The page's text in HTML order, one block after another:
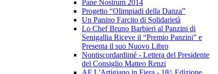
Pane Nostrum 2014
Progetto “Olimpiadi della Danza”
Un Panino Farcito di Solidarietà
Lo Chef Bruno Barbieri al Panzini di
Senigallia Riceve il “Premio Panzini” e
Presenta il suo Nuovo Libro
Nontiscordardimé - Lettera del Presidente
del Consiglio Matteo Renzi